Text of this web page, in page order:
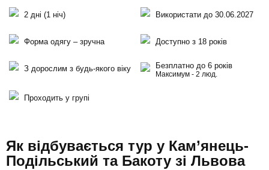
2 дні (1 ніч) Використати до 30.06.2027
Форма одягу – зручна Доступно з 18 років
З дорослим з будь-якого віку Безплатно до 6 років
Максимум - 2 люд.
Проходить у групі
Як відбувається тур у Кам’янець-
Подільський та Бакоту зі Львова